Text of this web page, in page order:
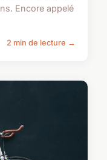
Encore appelé
2 min de lecture →